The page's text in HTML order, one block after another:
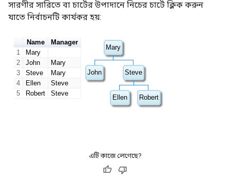
সারণীর সারিতে বা চার্টের উপাদানে নিচের চার্টে ক্লিক করুন
যাতে নির্বাচনটি কার্যকর হয়:
এটি কাজে লেগেছে?